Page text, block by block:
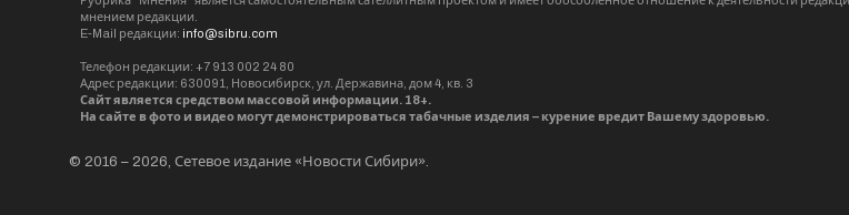
мнением редакции.
E-Mail редакции: info@sibru.com
Телефон редакции: +7 913 002 24 80
Адрес редакции: 630091, Новосибирск, ул. Державина, дом 4, кв. 3
Сайт является средством массовой информации. 18+.
На сайте в фото и видео могут демонстрироваться табачные изделия – курение вредит Вашему здоровью.
© 2016 – 2026, Сетевое издание «Новости Сибири».